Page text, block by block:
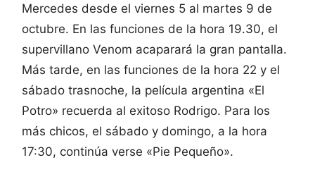
Mercedes desde el viernes 5 al martes 9 de
octubre. En las funciones de la hora 19.30, el
supervillano Venom acaparará la gran pantalla.
Más tarde, en las funciones de la hora 22 y el
sábado trasnoche, la película argentina «El
Potro» recuerda al exitoso Rodrigo. Para los
más chicos, el sábado y domingo, a la hora
17:30, continúa verse «Pie Pequeño».